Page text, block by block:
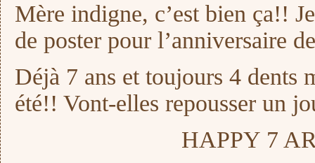
Mère indigne, c’est bien ça!!
de poster pour l’anniversaire
Déjà 7 ans et toujours 4 dents
été!! Vont-elles repousser un
HAPPY 7